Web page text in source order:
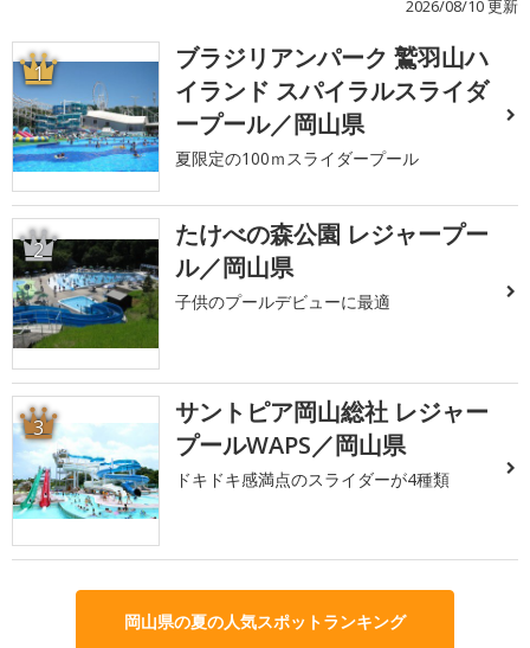
2026/08/10 更新
1
ブラジリアンパーク 鷲羽山ハ
イランド スパイラルスライダ
ープール／岡山県
夏限定の100ｍスライダープール
2
たけべの森公園 レジャープー
ル／岡山県
子供のプールデビューに最適
3
サントピア岡山総社 レジャー
プールWAPS／岡山県
ドキドキ感満点のスライダーが4種類
岡山県の夏の人気スポットランキング